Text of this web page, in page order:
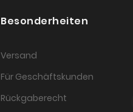
Besonderheiten
Versand
Für Geschäftskunden
Rückgaberecht